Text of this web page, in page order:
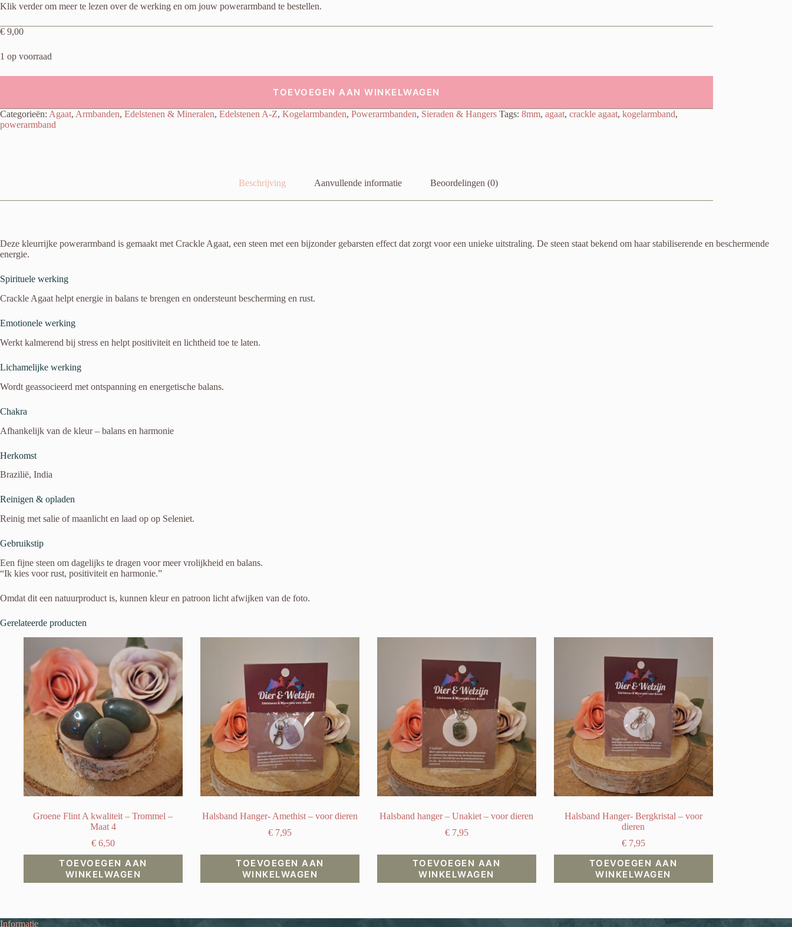
Klik verder om meer te lezen over de werking en om jouw powerarmband te bestellen.
€ 9,00
1 op voorraad
TOEVOEGEN AAN WINKELWAGEN
Categorieën: Agaat, Armbanden, Edelstenen & Mineralen, Edelstenen A-Z, Kogelarmbanden, Powerarmbanden, Sieraden & Hangers Tags: 8mm, agaat, crackle agaat, kogelarmband,
powerarmband
Beschrijving Aanvullende informatie Beoordelingen (0)
Deze kleurrijke powerarmband is gemaakt met Crackle Agaat, een steen met een bijzonder gebarsten effect dat zorgt voor een unieke uitstraling. De steen staat bekend om haar stabiliserende en beschermende
energie.
Spirituele werking
Crackle Agaat helpt energie in balans te brengen en ondersteunt bescherming en rust.
Emotionele werking
Werkt kalmerend bij stress en helpt positiviteit en lichtheid toe te laten.
Lichamelijke werking
Wordt geassocieerd met ontspanning en energetische balans.
Chakra
Afhankelijk van de kleur – balans en harmonie
Herkomst
Brazilië, India
Reinigen & opladen
Reinig met salie of maanlicht en laad op op Seleniet.
Gebruikstip
Een fijne steen om dagelijks te dragen voor meer vrolijkheid en balans.
“Ik kies voor rust, positiviteit en harmonie.”
Omdat dit een natuurproduct is, kunnen kleur en patroon licht afwijken van de foto.
Gerelateerde producten
Groene Flint A kwaliteit – Trommel –
Maat 4
€6,50
TOEVOEGEN AAN
WINKELWAGEN
Halsband Hanger- Amethist – voor dieren
€7,95
TOEVOEGEN AAN
WINKELWAGEN
Halsband hanger – Unakiet – voor dieren
€7,95
TOEVOEGEN AAN
WINKELWAGEN
Halsband Hanger- Bergkristal – voor
dieren
€7,95
TOEVOEGEN AAN
WINKELWAGEN
Informatie